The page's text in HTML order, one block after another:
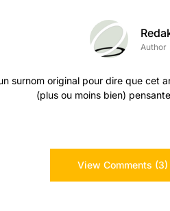
Author
surnom original pour dire que cet
(plus ou moins bien)
View Comments (3)